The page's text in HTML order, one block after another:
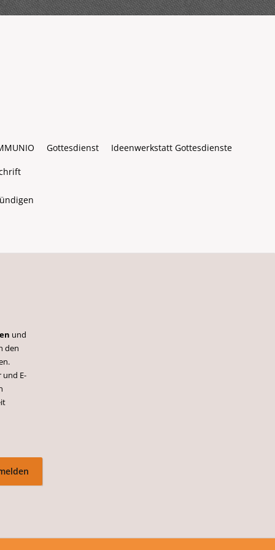
Gottesdienst Ideenwerkstatt Gottesdienste
und
den
E-